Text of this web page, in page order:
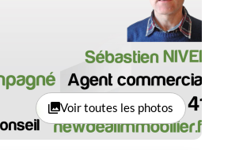
Voir toutes les photos